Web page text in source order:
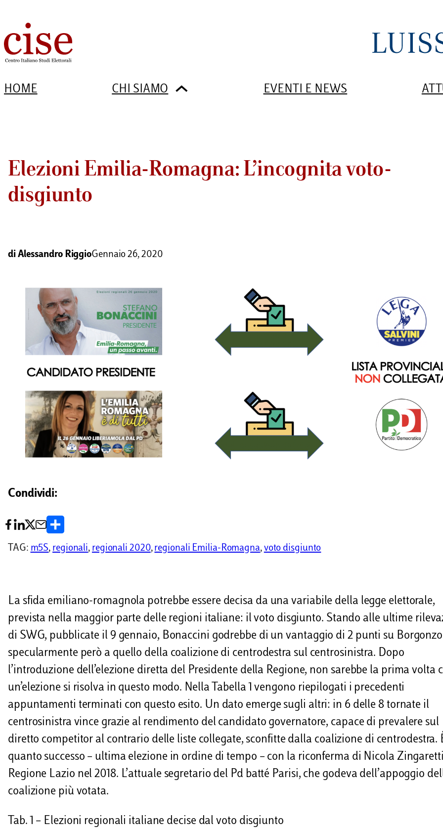
HOME CHI SIAMO EVENTI E NEWS
Elezioni Emilia-Romagna: L’incognita voto-
disgiunto
di Alessandro RiggioGennaio 26, 2020
Condividi:
o
v
d
i
TAG: m5S, regionali, regionali 2020, regionali Emilia-Romagna, voto disgiunto
La sfida emiliano-romagnola potrebbe essere decisa da una variabile della legge elettorale,
prevista nella maggior parte delle regioni italiane: il voto disgiunto. Stando alle ultime
di SWG, pubblicate il 9 gennaio, Bonaccini godrebbe di un vantaggio di 2 punti su
specularmente però a quello della coalizione di centrodestra sul centrosinistra. Dopo
l’introduzione dell’elezione diretta del Presidente della Regione, non sarebbe la prima volta
un’elezione si risolva in questo modo. Nella Tabella 1 vengono riepilogati i precedenti
appuntamenti terminati con questo esito. Un dato emerge sugli altri: in 6 delle 8 tornate il
centrosinistra vince grazie al rendimento del candidato governatore, capace di prevalere sul
diretto competitor al contrario delle liste collegate, sconfitte dalla coalizione di centrodestra.
quanto successo – ultima elezione in ordine di tempo – con la riconferma di Nicola
Regione Lazio nel 2018. L’attuale segretario del Pd batté Parisi, che godeva dell’appoggio
coalizione più votata.
Tab. 1 – Elezioni regionali italiane decise dal voto disgiunto